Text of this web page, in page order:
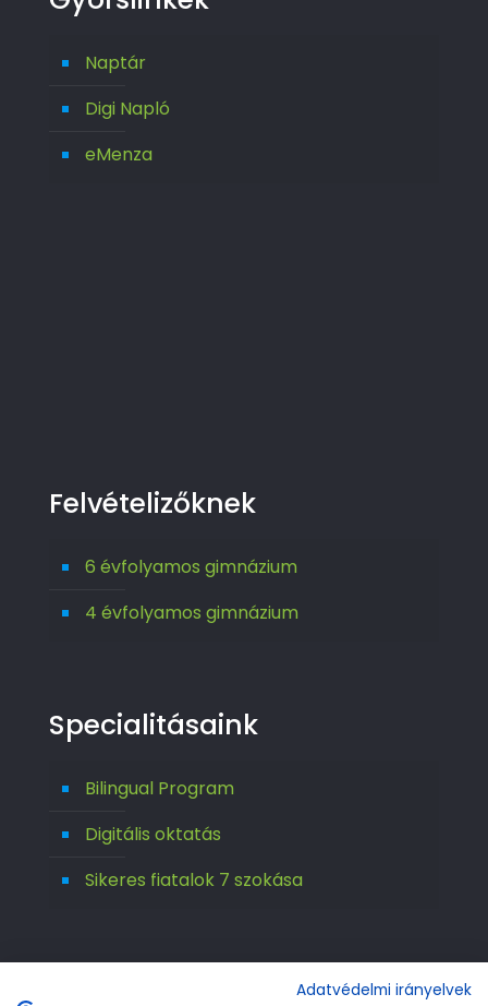
Naptár
Digi Napló
eMenza
Felvételizőknek
6 évfolyamos gimnázium
4 évfolyamos gimnázium
Specialitásaink
Bilingual Program
Digitális oktatás
Sikeres fiatalok 7 szokása
Adatvédelmi irányelvek